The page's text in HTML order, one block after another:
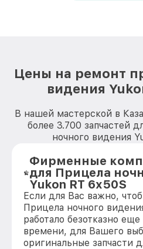
Цены на ремонт
видения
В нашей мастерской в
более 3.700 запчастей
ночного видения
Фирменные
для Прицела
Yukon RT 6x50S
Если для Вас важно,
Прицела ночного
работало безотказно
времени, для Вашего
оригинальные запчасти